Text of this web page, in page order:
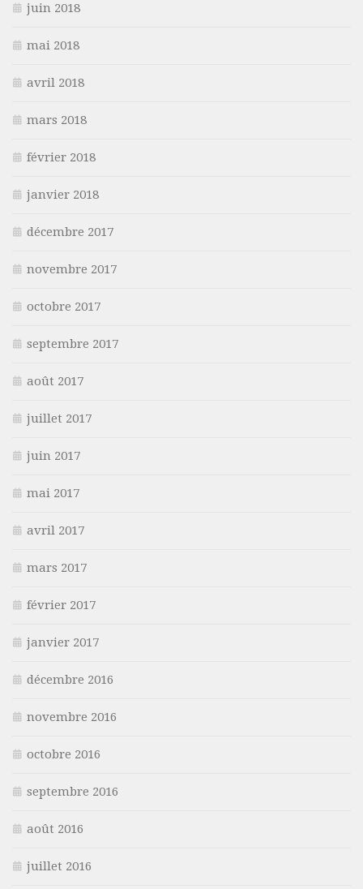
juin 2018
mai 2018
avril 2018
mars 2018
février 2018
janvier 2018
décembre 2017
novembre 2017
octobre 2017
septembre 2017
août 2017
juillet 2017
juin 2017
mai 2017
avril 2017
mars 2017
février 2017
janvier 2017
décembre 2016
novembre 2016
octobre 2016
septembre 2016
août 2016
juillet 2016